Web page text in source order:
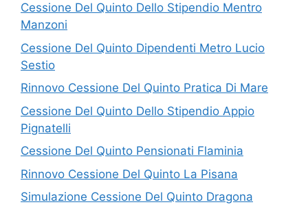
Cessione Del Quinto Dello Stipendio Mentro
Manzoni
Cessione Del Quinto Dipendenti Metro Lucio
Sestio
Rinnovo Cessione Del Quinto Pratica Di Mare
Cessione Del Quinto Dello Stipendio Appio
Pignatelli
Cessione Del Quinto Pensionati Flaminia
Rinnovo Cessione Del Quinto La Pisana
Simulazione Cessione Del Quinto Dragona